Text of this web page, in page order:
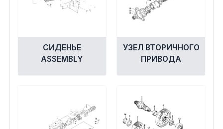
СИДЕНЬЕ
ASSEMBLY
УЗЕЛ ВТОРИЧНОГО
ПРИВОДА